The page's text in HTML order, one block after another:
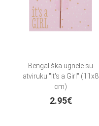
Bengališka ugnelė su
atviruku "It's a Girl" (11x8
cm)
2.95€